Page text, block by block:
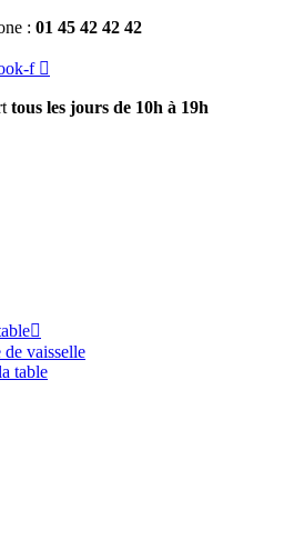
: 01 45 42 42 42
f
tous les jours de 10h à 19h
de vaisselle
table